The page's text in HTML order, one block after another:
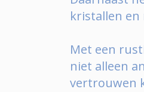
kristallen
Met een
niet alleen
vertrouwen